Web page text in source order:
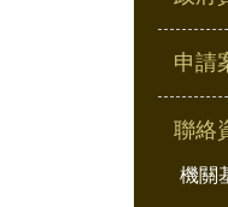
申請
聯絡
機關